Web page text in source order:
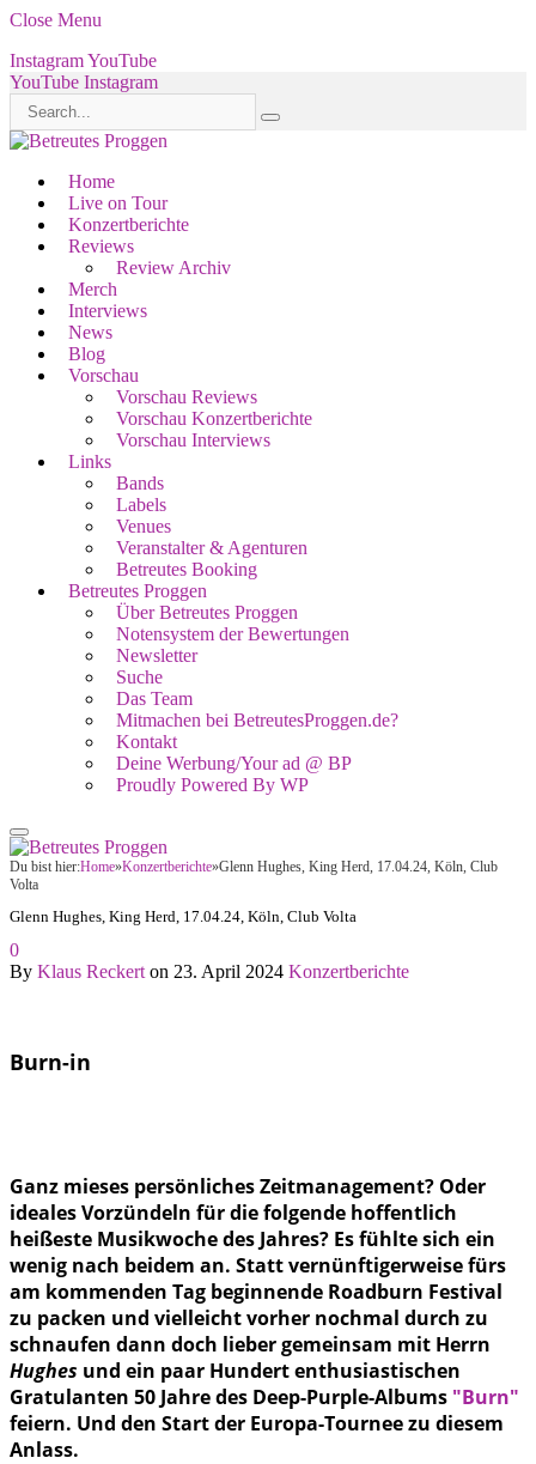
Close Menu
InstagramYouTube
YouTube Instagram
Home
Live on Tour
Konzertberichte
Reviews
Review Archiv
Merch
Interviews
News
Blog
Vorschau
Vorschau Reviews
Vorschau Konzertberichte
Vorschau Interviews
Links
Bands
Labels
Venues
Veranstalter & Agenturen
Betreutes Booking
Betreutes Proggen
Über Betreutes Proggen
Notensystem der Bewertungen
Newsletter
Suche
Das Team
Mitmachen bei BetreutesProggen.de?
Kontakt
Deine Werbung/Your ad @ BP
Proudly Powered By WP
Du bist hier:Home»Konzertberichte»Glenn Hughes, King Herd, 17.04.24, Köln, Club
Volta
Glenn Hughes, King Herd, 17.04.24, Köln, Club Volta
0
By Klaus Reckert on 23. April 2024 Konzertberichte
Burn-in
Ganz mieses persönliches Zeitmanagement? Oder
ideales Vorzündeln für die folgende hoffentlich
heißeste Musikwoche des Jahres? Es fühlte sich ein
wenig nach beidem an. Statt vernünftigerweise fürs
am kommenden Tag beginnende Roadburn Festival
zu packen und vielleicht vorher nochmal durch zu
schnaufen dann doch lieber gemeinsam mit Herrn
Hughes und ein paar Hundert enthusiastischen
Gratulanten 50 Jahre des Deep-Purple-Albums "Burn"
feiern. Und den Start der Europa-Tournee zu diesem
Anlass.